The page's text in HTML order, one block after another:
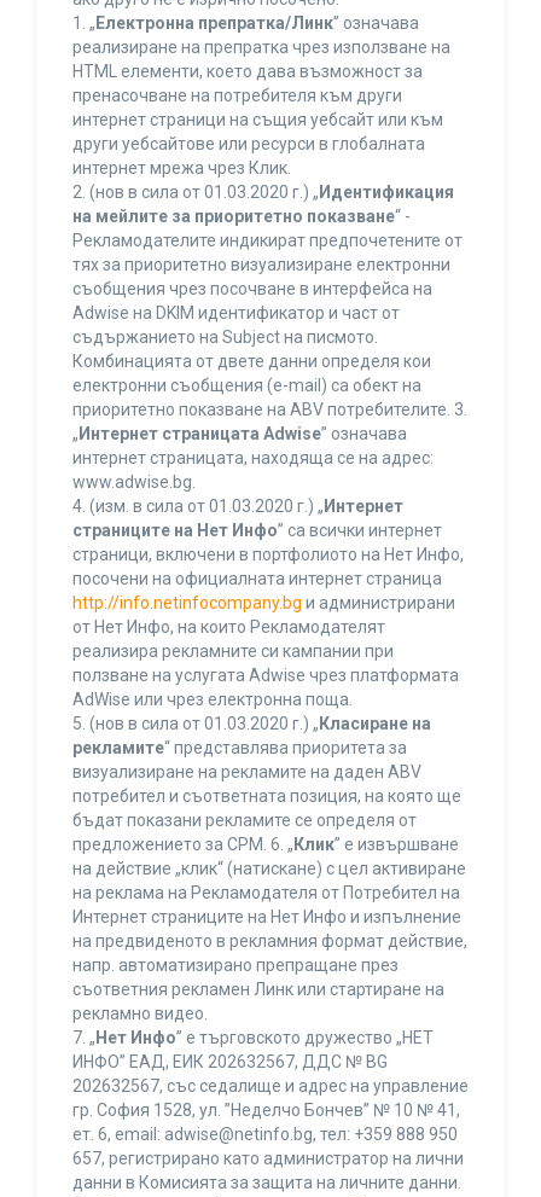
1. „ Електронна препратка/Линк” означава
реализиране на препратка чрез използване на
HTML елементи, което дава възможност за
пренасочване на потребителя към други
интернет страници на същия уебсайт или към
други уебсайтове или ресурси в глобалната
интернет мрежа чрез Клик.
2. (нов в сила от 01.03.2020 г.) „ Идентификация
на мейлите за приоритетно показване“ -
Рекламодателите индикират предпочетените от
тях за приоритетно визуализиране електронни
съобщения чрез посочване в интерфейса на
Adwise на DKIM идентификатор и част от
съдържанието на Subject на писмото.
Комбинацията от двете данни определя кои
електронни съобщения (e-mail) са обект на
приоритетно показване на ABV потребителите. 3.
„ Интернет страницата Adwise” означава
интернет страницата, находяща се на адрес:
www.adwise.bg.
4. (изм. в сила от 01.03.2020 г.) „ Интернет
страниците на Нет Инфо” са всички интернет
страници, включени в портфолиото на Нет Инфо,
посочени на официалната интернет страница
http://info.netinfocompany.bg и администрирани
от Нет Инфо, на които Рекламодателят
реализира рекламните си кампании при
ползване на услугата Adwise чрез платформата
AdWise или чрез електронна поща.
5. (нов в сила от 01.03.2020 г.) „ Класиране на
рекламите“ представлява приоритета за
визуализиране на рекламите на даден ABV
потребител и съответната позиция, на която ще
бъдат показани рекламите се определя от
предложението за CPM. 6. „ Клик” е извършване
на действие „клик“ (натискане) с цел активиране
на реклама на Рекламодателя от Потребител на
Интернет страниците на Нет Инфо и изпълнение
на предвиденото в рекламния формат действие,
напр. автоматизирано препращане през
съответния рекламен Линк или стартиране на
рекламно видео.
7. „ Нет Инфо” е търговското дружество „НЕТ
ИНФО” ЕАД, ЕИК 202632567, ДДС № BG
202632567, със седалище и адрес на управление
гр. София 1528, ул. ”Неделчо Бончев” № 10 № 41,
ет. 6, еmail: adwise@netinfo.bg, тел: +359 888 950
657, регистрирано като администратор на лични
данни в Комисията за защита на личните данни.